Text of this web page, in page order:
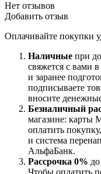
Нет отзывов
Добавить отзыв
Оплачивайте покупки
Наличные при
свяжется с вами
и заранее
подписываете
вносите
Безналичный
магазине: карты
оплатить
и система
АльфаБанк.
Рассрочка 0%